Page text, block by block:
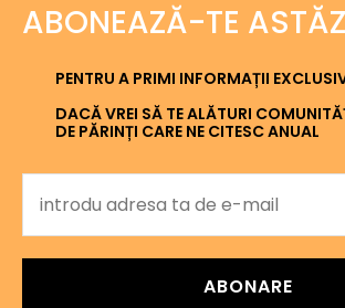
ABONEAZĂ-TE
PENTRU A PRIMI INFORMAȚII
DACĂ VREI SĂ TE ALĂTURI
DE PĂRINȚI CARE NE CITESC ANUAL
ABONARE